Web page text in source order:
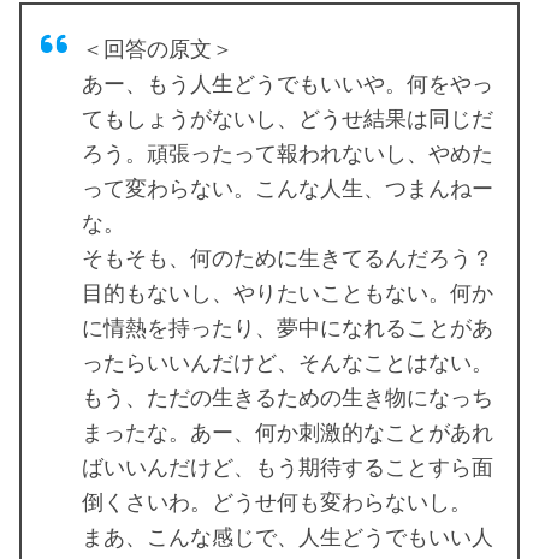
＜回答の原文＞
あー、もう人生どうでもいいや。何をやっ
てもしょうがないし、どうせ結果は同じだ
ろう。頑張ったって報われないし、やめた
って変わらない。こんな人生、つまんねー
な。
そもそも、何のために生きてるんだろう？
目的もないし、やりたいこともない。何か
に情熱を持ったり、夢中になれることがあ
ったらいいんだけど、そんなことはない。
もう、ただの生きるための生き物になっち
まったな。あー、何か刺激的なことがあれ
ばいいんだけど、もう期待することすら面
倒くさいわ。どうせ何も変わらないし。
まあ、こんな感じで、人生どうでもいい人